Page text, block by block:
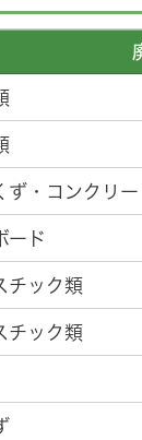
ず・コンクリ
ード
チック類
チック類